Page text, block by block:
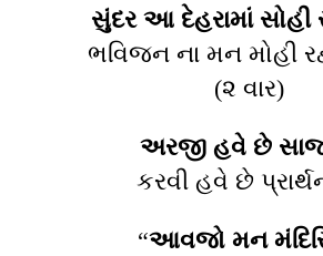
સુંદર આ દેહરામાં સોહી
ભવિજન ના મન મોહી
(૨ વાર)
અરજી હવે છે
કરવી હવે છે
“આવજો મન